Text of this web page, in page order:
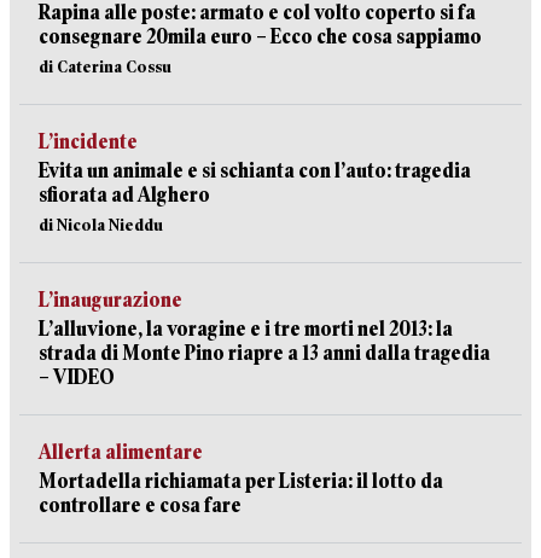
Rapina alle poste: armato e col volto coperto si fa
consegnare 20mila euro – Ecco che cosa sappiamo
di Caterina Cossu
L’incidente
Evita un animale e si schianta con l’auto: tragedia
sfiorata ad Alghero
di Nicola Nieddu
L’inaugurazione
L’alluvione, la voragine e i tre morti nel 2013: la
strada di Monte Pino riapre a 13 anni dalla tragedia
– VIDEO
Allerta alimentare
Mortadella richiamata per Listeria: il lotto da
controllare e cosa fare